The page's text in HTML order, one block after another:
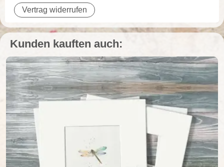
Vertrag widerrufen
Kunden kauften auch: